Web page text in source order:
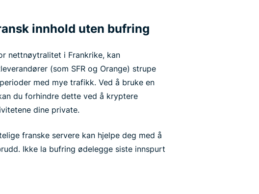
innhold uten bufring
nettnøytralitet i Frankrike, kan
(som SFR og Orange) strupe
med mye trafikk. Ved å bruke en
du forhindre dette ved å kryptere
dine private.
franske servere kan hjelpe deg med å
Ikke la bufring ødelegge siste innspurt